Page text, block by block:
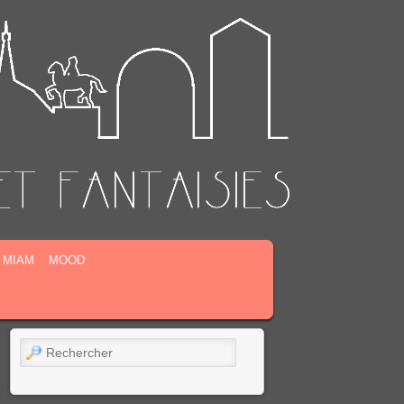
MIAM MOOD
Rechercher